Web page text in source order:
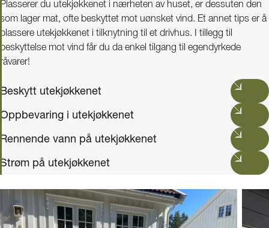
Plasserer du utekjøkkenet i nærheten av huset, er dessuten den
som lager mat, ofte beskyttet mot uønsket vind. Et annet tips er å
plassere utekjøkkenet i tilknytning til et drivhus. I tillegg til
beskyttelse mot vind får du da enkel tilgang til egendyrkede
råvarer!
Beskytt utekjøkkenet
Oppbevaring i utekjøkkenet
Rennende vann på utekjøkkenet
Strøm på utekjøkkenet